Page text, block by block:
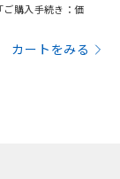
購入手続き：価
カートをみる